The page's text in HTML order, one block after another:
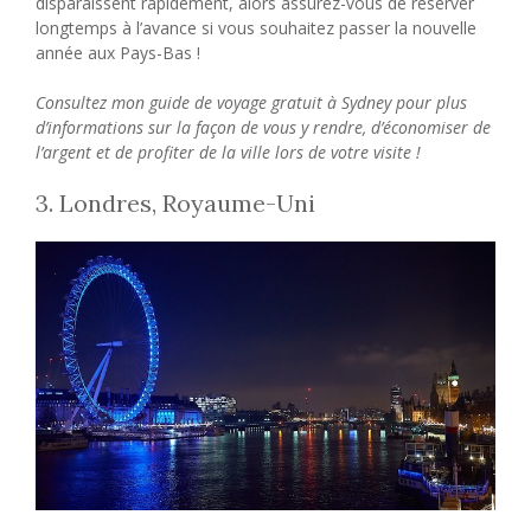
longtemps à l’avance si vous souhaitez passer la nouvelle
année aux Pays-Bas !
Consultez mon guide de voyage gratuit à Sydney pour plus
d’informations sur la façon de vous y rendre, d’économiser de
l’argent et de profiter de la ville lors de votre visite !
3. Londres, Royaume-Uni